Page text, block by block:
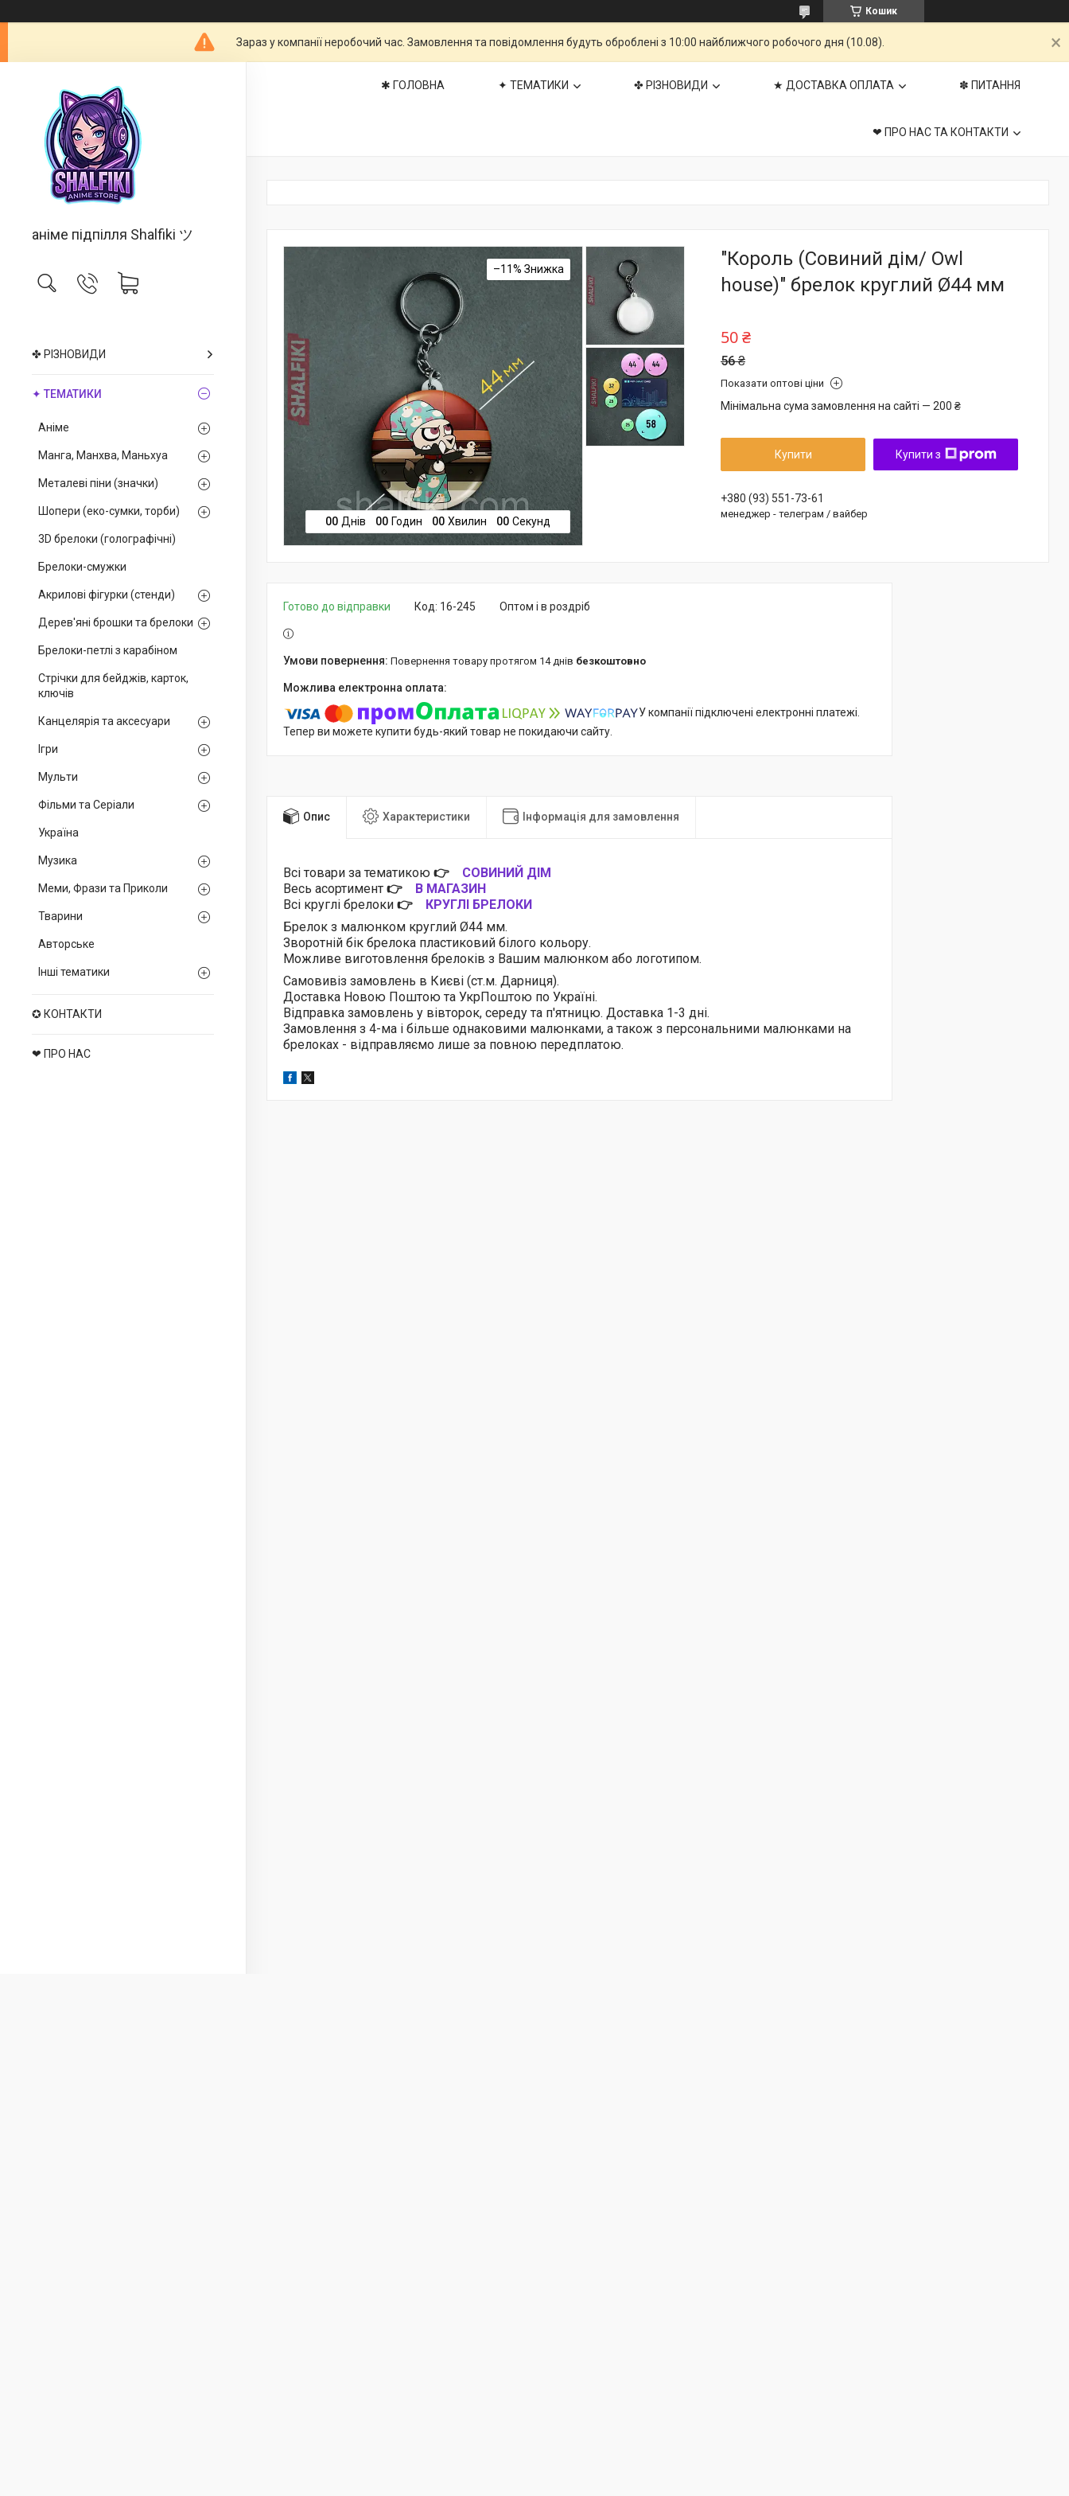
Кошик
Зараз у компанії неробочий час. Замовлення та повідомлення будуть оброблені з 10:00 найближчого робочого дня (10.08).
аніме підпілля Shalfiki ツ
✤ РІЗНОВИДИ
✦ ТЕМАТИКИ
Аніме
Манга, Манхва, Маньхуа
Металеві піни (значки)
Шопери (еко-сумки, торби)
3D брелоки (голографічні)
Брелоки-смужки
Акрилові фігурки (стенди)
Дерев'яні брошки та брелоки
Брелоки-петлі з карабіном
Стрічки для бейджів, карток,
ключів
Канцелярія та аксесуари
Ігри
Мульти
Фільми та Серіали
Україна
Музика
Меми, Фрази та Приколи
Тварини
Авторське
Інші тематики
✪ КОНТАКТИ
❤ ПРО НАС
✱ ГОЛОВНА ✦ ТЕМАТИКИ ✤ РІЗНОВИДИ ★ ДОСТАВКА ОПЛАТА ✽ ПИТАННЯ
❤ ПРО НАС ТА КОНТАКТИ
–11%
00 Днів 00 Годин 00 Хвилин 00 Секунд
"Король (Совиний дім/ Owl
house)" брелок круглий Ø44 мм
56 ₴
50 ₴
Показати оптові ціни
Мінімальна сума замовлення на сайті — 200 ₴
Купити Купити з
+380 (93) 551-73-61
менеджер - телеграм / вайбер
Готово до відправки Оптом і в роздріб
Код: 16-245
повернення товару протягом 14 днів безкоштовно
У компанії підключені електронні платежі.
Тепер ви можете купити будь-який товар не покидаючи сайту.
Опис Характеристики Інформація для замовлення
Всі товари за тематикою 👉 СОВИНИЙ ДІМ
Весь асортимент 👉
В МАГАЗИН
Всі круглі брелоки 👉
КРУГЛІ БРЕЛОКИ
Брелок з малюнком круглий Ø44 мм.
Зворотній бік брелока пластиковий білого кольору.
Можливе виготовлення брелоків з Вашим малюнком або логотипом.
Самовивіз замовлень в Києві (ст.м. Дарниця).
Доставка Новою Поштою та УкрПоштою по Україні.
Відправка замовлень у вівторок, середу та п'ятницю. Доставка 1-3 дні.
Замовлення з 4-ма і більше однаковими малюнками, а також з персональними малюнками на
брелоках - відправляємо лише за повною передплатою.